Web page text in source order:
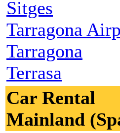
Sitges
Tarragona
Tarragona
Terrasa
Car Rental
Mainland